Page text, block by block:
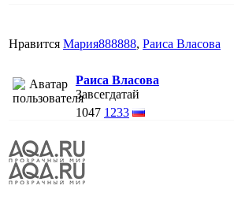
Нравится Мария888888, Раиса Власова
Раиса Власова
Завсегдатай
1047 1233